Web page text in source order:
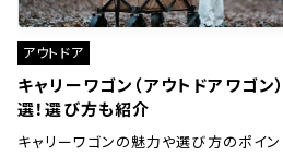
アウトドア
キャリーワゴン（アウトドアワゴン
選！選び方も紹介
キャリーワゴンの魅力や選び方のポイン